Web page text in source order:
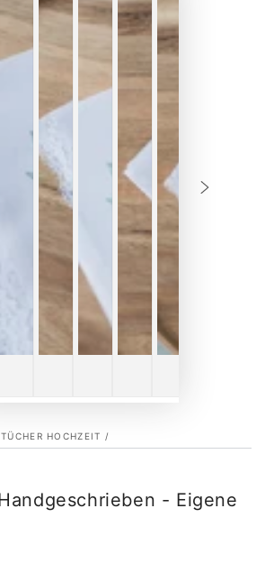
HOCHZEIT /
- Eigene